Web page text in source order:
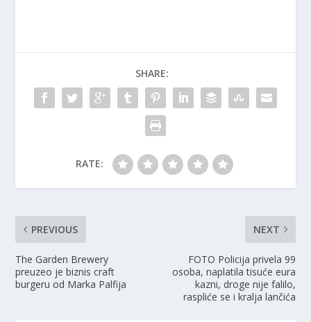
SHARE:
RATE:
PREVIOUS
The Garden Brewery
preuzeo je biznis craft
burgeru od Marka Palfija
NEXT
FOTO Policija privela 99
osoba, naplatila tisuće eura
kazni, droge nije falilo,
raspliće se i kralja lančića